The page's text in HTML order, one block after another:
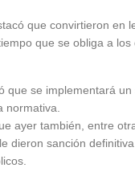
que convirtieron en
que se obliga a
que se implementará
normativa.
ayer también, entre
dieron sanción